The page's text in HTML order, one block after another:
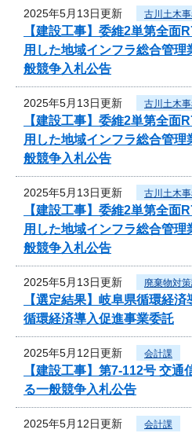
2025年5月13日更新 古川土木
【建設工事】委維2単第全
用した地域インフラ総合管
般競争入札公告
2025年5月13日更新 古川土木
【建設工事】委維2単第全
用した地域インフラ総合管
般競争入札公告
2025年5月13日更新 古川土木
【建設工事】委維2単第全
用した地域インフラ総合管
般競争入札公告
2025年5月13日更新 廃棄物対
【選定結果】岐阜県循環経
循環経済導入促進事業委託
2025年5月12日更新 会計課
【建設工事】第7-112号 交
る一般競争入札公告
2025年5月12日更新 会計課